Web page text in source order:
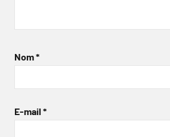
Nom*
E-mail *